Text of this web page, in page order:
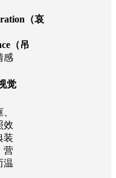
（哀
（吊
感
觉
效
装
营
温